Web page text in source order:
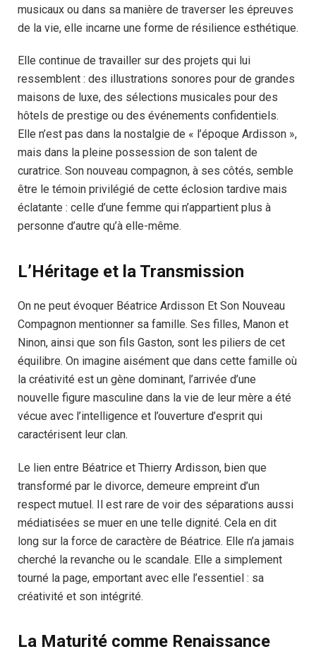
musicaux ou dans sa manière de traverser les épreuves
de la vie, elle incarne une forme de résilience esthétique.
Elle continue de travailler sur des projets qui lui
ressemblent : des illustrations sonores pour de grandes
maisons de luxe, des sélections musicales pour des
hôtels de prestige ou des événements confidentiels.
Elle n’est pas dans la nostalgie de « l’époque Ardisson »,
mais dans la pleine possession de son talent de
curatrice. Son nouveau compagnon, à ses côtés, semble
être le témoin privilégié de cette éclosion tardive mais
éclatante : celle d’une femme qui n’appartient plus à
personne d’autre qu’à elle-même.
L’Héritage et la Transmission
On ne peut évoquer Béatrice Ardisson Et Son Nouveau
Compagnon mentionner sa famille. Ses filles, Manon et
Ninon, ainsi que son fils Gaston, sont les piliers de cet
équilibre. On imagine aisément que dans cette famille où
la créativité est un gène dominant, l’arrivée d’une
nouvelle figure masculine dans la vie de leur mère a été
vécue avec l’intelligence et l’ouverture d’esprit qui
caractérisent leur clan.
Le lien entre Béatrice et Thierry Ardisson, bien que
transformé par le divorce, demeure empreint d’un
respect mutuel. Il est rare de voir des séparations aussi
médiatisées se muer en une telle dignité. Cela en dit
long sur la force de caractère de Béatrice. Elle n’a jamais
cherché la revanche ou le scandale. Elle a simplement
tourné la page, emportant avec elle l’essentiel : sa
créativité et son intégrité.
La Maturité comme Renaissance